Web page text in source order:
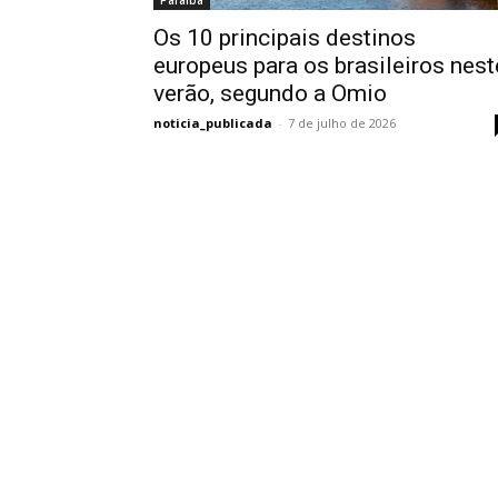
Os 10 principais destinos
europeus para os brasileiros
verão, segundo a Omio
noticia_publicada - 7 de julho de 2026